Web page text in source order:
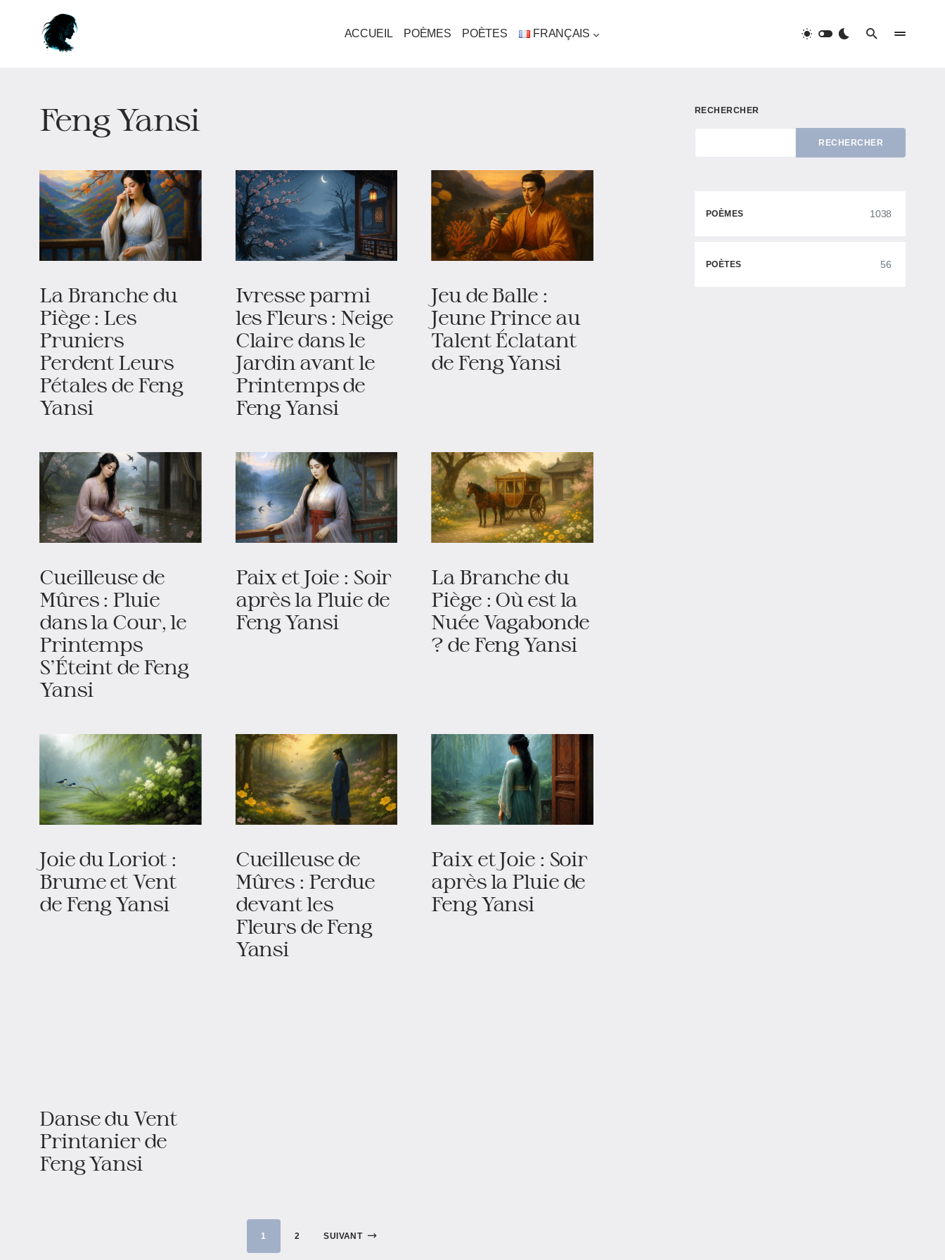
ACCUEIL POÈMES POÈTES FRANÇAIS
Feng Yansi
La Branche du
Piège : Les
Pruniers
Perdent Leurs
Pétales de Feng
Yansi
Ivresse parmi
les Fleurs : Neige
Claire dans le
Jardin avant le
Printemps de
Feng Yansi
Jeu de Balle :
Jeune Prince au
Talent Éclatant
de Feng Yansi
Cueilleuse de
Mûres : Pluie
dans la Cour, le
Printemps
S'Éteint de Feng
Yansi
Paix et Joie : Soir
après la Pluie de
Feng Yansi
La Branche du
Piège : Où est la
Nuée Vagabonde
? de Feng Yansi
Joie du Loriot :
Brume et Vent
de Feng Yansi
Cueilleuse de
Mûres : Perdue
devant les
Fleurs de Feng
Yansi
Paix et Joie : Soir
après la Pluie de
Feng Yansi
Danse du Vent
Printanier de
Feng Yansi
1 2 SUIVANT
RECHERCHER
RECHERCHER
POÈMES 1038
POÈTES 56